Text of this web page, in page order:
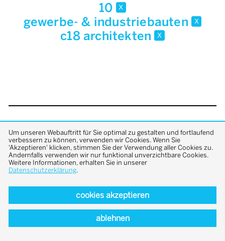
10 x
gewerbe- & industriebauten x
c18 architekten x
back to top
Um unseren Webauftritt für Sie optimal zu gestalten und fortlaufend
verbessern zu können, verwenden wir Cookies. Wenn Sie
'Akzeptieren' klicken, stimmen Sie der Verwendung aller Cookies zu.
Andernfalls verwenden wir nur funktional unverzichtbare Cookies.
Weitere Informationen, erhalten Sie in unserer
Datenschutzerklärung.
cookies akzeptieren
ablehnen